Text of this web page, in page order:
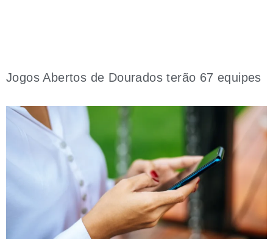
Jogos Abertos de Dourados terão 67 equipes